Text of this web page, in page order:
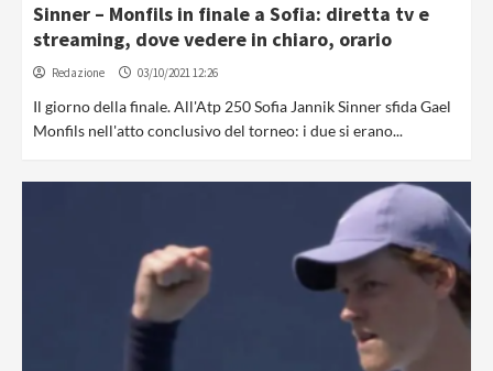
Sinner – Monfils in finale a Sofia: diretta tv e
streaming, dove vedere in chiaro, orario
Redazione 03/10/2021 12:26
Il giorno della finale. All'Atp 250 Sofia Jannik Sinner sfida Gael
Monfils nell'atto conclusivo del torneo: i due si erano...